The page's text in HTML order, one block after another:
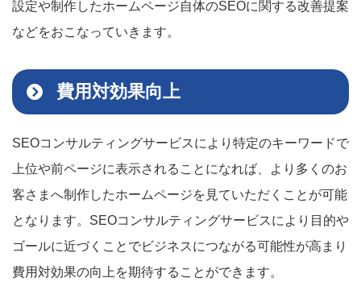
設定や制作したホームページ自体のSEOに関する改善提案
などをおこなっていきます。
費用対効果向上
SEOコンサルティングサービスにより特定のキーワードで
上位や前ページに表示されることになれば、より多くのお
客さまへ制作したホームページを見ていただくことが可能
となります。SEOコンサルティングサービスにより目的や
ゴールに近づくことでビジネスにつながる可能性が高まり
費用対効果の向上を期待することができます。